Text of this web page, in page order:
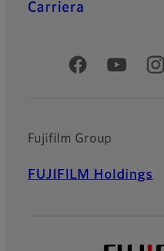
Carriera
Social media ufficiali
Fujifilm Group
FUJIFILM Holdings